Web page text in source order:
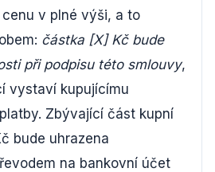
v plné výši, a to
částka [X] Kč bude
při podpisu této smlouvy,
vystaví kupujícímu
Zbývající část kupní
bude uhrazena
na bankovní účet